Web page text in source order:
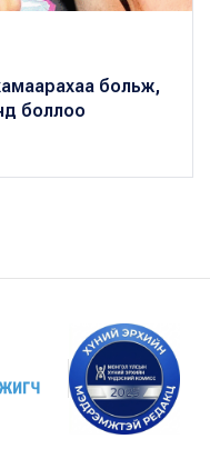
больж,
боллоо